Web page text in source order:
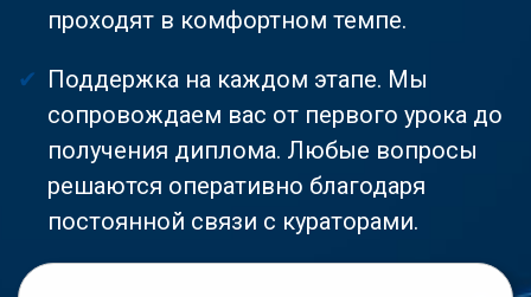
проходят в комфортном темпе.
Поддержка на каждом этапе. Мы
сопровождаем вас от первого урока до
получения диплома. Любые вопросы
решаются оперативно благодаря
постоянной связи с кураторами.